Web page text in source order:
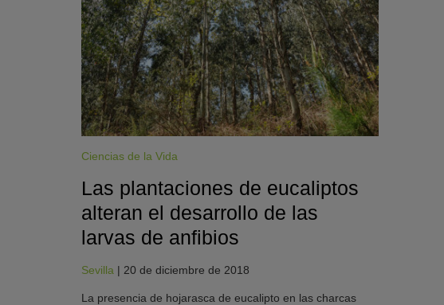
Ciencias de la Vida
Las plantaciones de eucaliptos
alteran el desarrollo de las
larvas de anfibios
Sevilla | 20 de diciembre de 2018
La presencia de hojarasca de eucalipto en las charcas